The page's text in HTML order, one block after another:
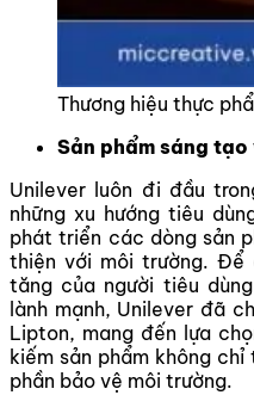
Thương hiệu thực
Sản phẩm sáng
Unilever luôn đi đầu
những xu hướng tiêu
phát triển các dòng sản
thiện với môi trường. Để
tăng của người tiêu
lành mạnh, Unilever đã
Lipton, mang đến lựa
kiếm sản phẩm không
phần bảo vệ môi trường.